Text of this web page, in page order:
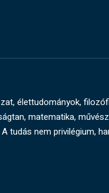
élettudományok,
matematika,
nem privilégium,